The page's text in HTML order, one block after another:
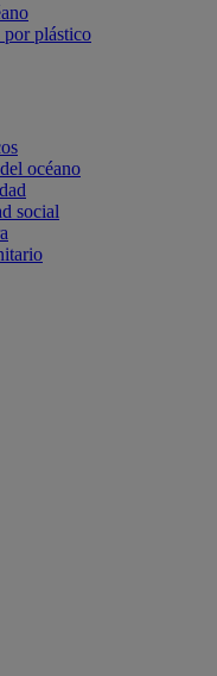
plástico
océano
social